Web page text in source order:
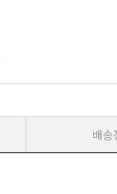
배송